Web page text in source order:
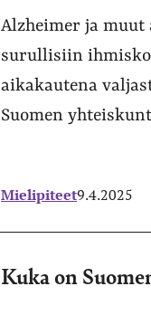
Alzheimer ja
surullisiin
aikakautena
Suomen
Mielipiteet9.4.2025
Kuka on